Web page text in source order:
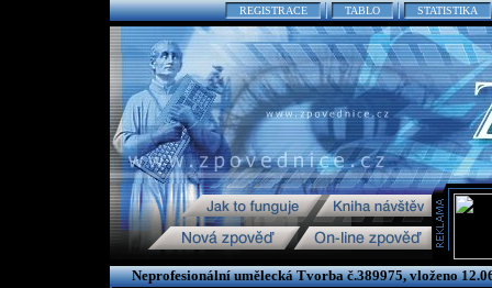
REGISTRACE TABLO STATISTIKA
Neprofesionální umělecká Tvorba č.389975, vloženo